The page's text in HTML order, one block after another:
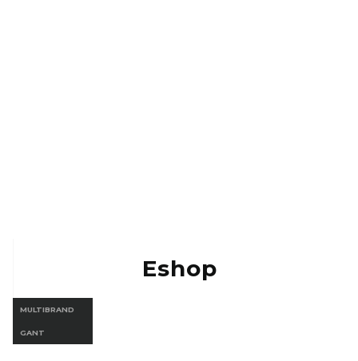
Eshop
MULTIBRAND
GANT